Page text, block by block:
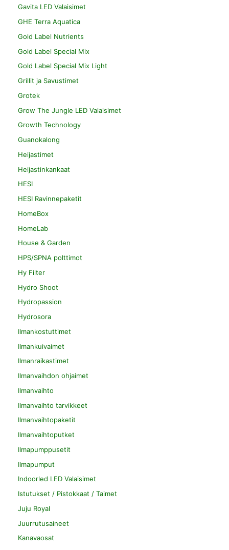
Gavita LED Valaisimet
GHE Terra Aquatica
Gold Label Nutrients
Gold Label Special Mix
Gold Label Special Mix Light
Grillit ja Savustimet
Grotek
Grow The Jungle LED Valaisimet
Growth Technology
Guanokalong
Heijastimet
Heijastinkankaat
HESI
HESI Ravinnepaketit
HomeBox
HomeLab
House & Garden
HPS/SPNA polttimot
Hy Filter
Hydro Shoot
Hydropassion
Hydrosora
Ilmankostuttimet
Ilmankuivaimet
Ilmanraikastimet
Ilmanvaihdon ohjaimet
Ilmanvaihto
Ilmanvaihto tarvikkeet
Ilmanvaihtopaketit
Ilmanvaihtoputket
Ilmapumppusetit
Ilmapumput
Indoorled LED Valaisimet
Istutukset / Pistokkaat / Taimet
Juju Royal
Juurrutusaineet
Kanavaosat